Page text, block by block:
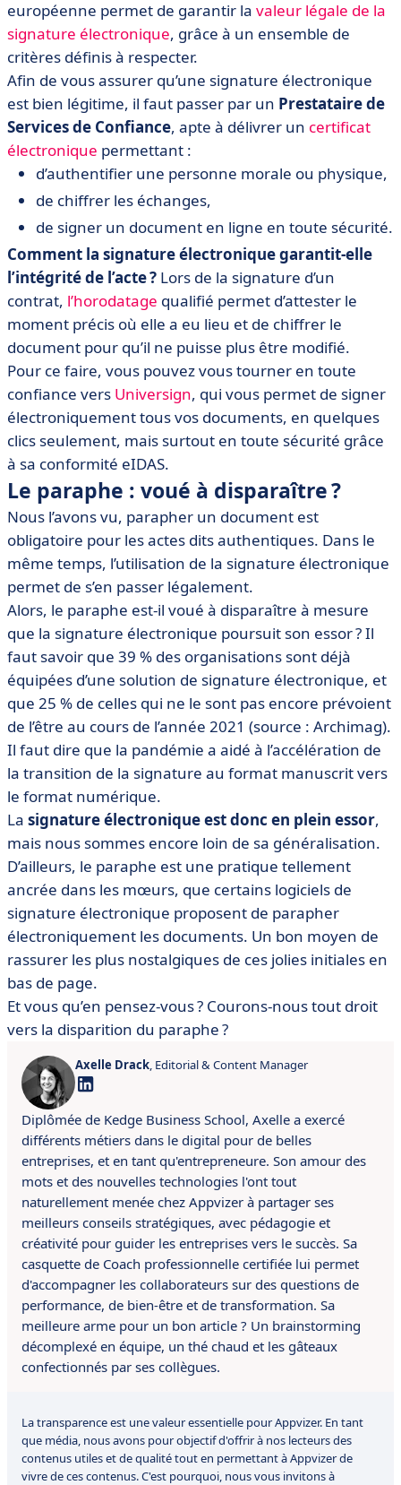
européenne permet de garantir la valeur légale de la
signature électronique, grâce à un ensemble de
critères définis à respecter.
Afin de vous assurer qu’une signature électronique
est bien légitime, il faut passer par un Prestataire de
Services de Confiance, apte à délivrer un certificat
électronique permettant :
d’authentifier une personne morale ou physique,
de chiffrer les échanges,
de signer un document en ligne en toute sécurité.
Comment la signature électronique garantit-elle
l’intégrité de l’acte ? Lors de la signature d’un
contrat, l’horodatage qualifié permet d’attester le
moment précis où elle a eu lieu et de chiffrer le
document pour qu’il ne puisse plus être modifié.
Pour ce faire, vous pouvez vous tourner en toute
confiance vers Universign, qui vous permet de signer
électroniquement tous vos documents, en quelques
clics seulement, mais surtout en toute sécurité grâce
à sa conformité eIDAS.
Le paraphe : voué à disparaître ?
Nous l’avons vu, parapher un document est
obligatoire pour les actes dits authentiques. Dans le
même temps, l’utilisation de la signature électronique
permet de s’en passer légalement.
Alors, le paraphe est-il voué à disparaître à mesure
que la signature électronique poursuit son essor ? Il
faut savoir que 39 % des organisations sont déjà
équipées d’une solution de signature électronique, et
que 25 % de celles qui ne le sont pas encore prévoient
de l’être au cours de l’année 2021 (source : Archimag).
Il faut dire que la pandémie a aidé à l’accélération de
la transition de la signature au format manuscrit vers
le format numérique.
La signature électronique est donc en plein essor,
mais nous sommes encore loin de sa généralisation.
D’ailleurs, le paraphe est une pratique tellement
ancrée dans les mœurs, que certains logiciels de
signature électronique proposent de parapher
électroniquement les documents. Un bon moyen de
rassurer les plus nostalgiques de ces jolies initiales en
bas de page.
Et vous qu’en pensez-vous ? Courons-nous tout droit
vers la disparition du paraphe ?
Axelle Drack, Editorial & Content Manager
Diplômée de Kedge Business School, Axelle a exercé
différents métiers dans le digital pour de belles
entreprises, et en tant qu'entrepreneure. Son amour des
mots et des nouvelles technologies l'ont tout
naturellement menée chez Appvizer à partager ses
meilleurs conseils stratégiques, avec pédagogie et
créativité pour guider les entreprises vers le succès. Sa
casquette de Coach professionnelle certifiée lui permet
d'accompagner les collaborateurs sur des questions de
performance, de bien-être et de transformation. Sa
meilleure arme pour un bon article ? Un brainstorming
décomplexé en équipe, un thé chaud et les gâteaux
confectionnés par ses collègues.
La transparence est une valeur essentielle pour Appvizer. En tant
que média, nous avons pour objectif d'offrir à nos lecteurs des
contenus utiles et de qualité tout en permettant à Appvizer de
vivre de ces contenus. C'est pourquoi, nous vous invitons à